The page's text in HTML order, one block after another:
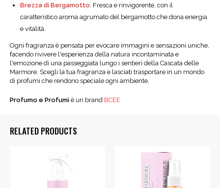
Brezza di Bergamotto: Fresca e rinvigorente, con il
caratteristico aroma agrumato del bergamotto che dona energia
e vitalità.
Ogni fragranza è pensata per evocare immagini e sensazioni uniche,
facendo rivivere l'esperienza della natura incontaminata e
l'emozione di una passeggiata lungo i sentieri della Cascata delle
Marmore. Scegli la tua fragranza e lasciati trasportare in un mondo
di profumi che rendono speciale ogni ambiente.
Profumo e Profumi è un brand BCEE
RELATED PRODUCTS